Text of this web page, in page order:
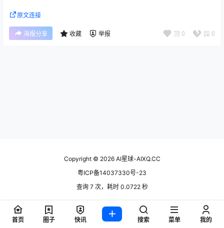
原文连接
海报分享 收藏 举报 顶 0 踩 0
Copyright © 2026AI星球-AIXQ.CC
粤ICP备14037330号-23
查询 7 次，耗时 0.0722 秒
首页 圈子 快讯 搜索 菜单 我的